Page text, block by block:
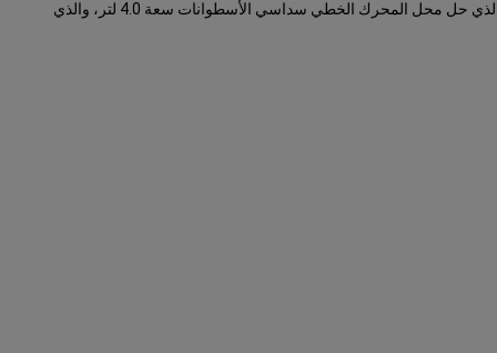
سداسي الأسطوانات سعة 3.7 لتر الذي حل محل المحرك الخطي سداسي الأسطوانات سعة 4.0 لتر، والذي